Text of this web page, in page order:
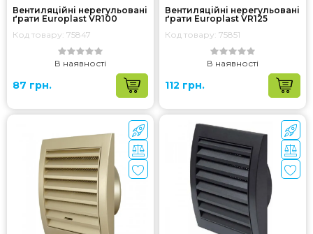
Вентиляційні нерегульовані
ґрати Europlast VR100
Код товару: 75847
В наявності
87 грн.
Вентиляційні нерегульовані
ґрати Europlast VR125
Код товару: 75851
В наявності
112 грн.